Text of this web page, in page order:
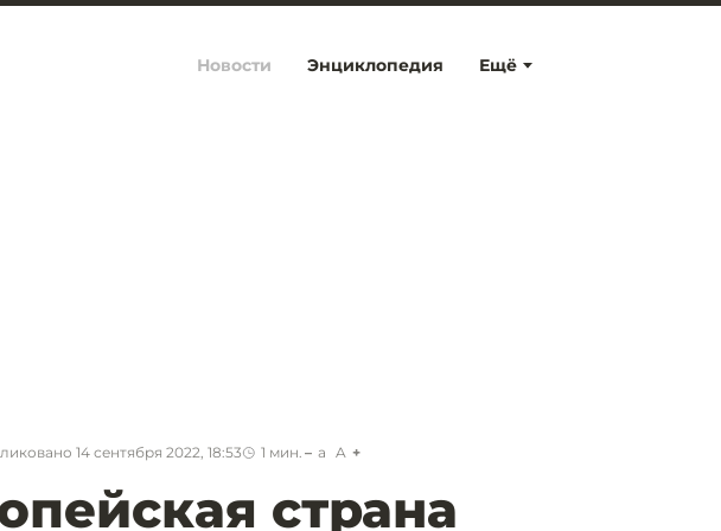
Ещё
Новости Энциклопедия
14 сентября 2022, 18:53 1 мин. a A
страна